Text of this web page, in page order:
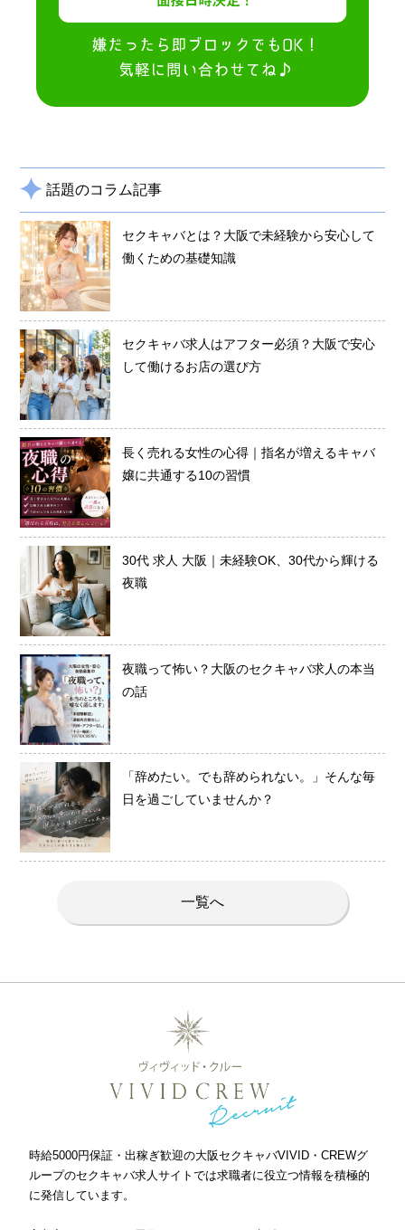
話題のコラム記事
セクキャバとは？大阪で未経験から安心して
働くための基礎知識
セクキャバ求人はアフター必須？大阪で安心
して働けるお店の選び方
長く売れる女性の心得｜指名が増えるキャバ
嬢に共通する10の習慣
30代 求人 大阪｜未経験OK、30代から輝ける
夜職
夜職って怖い？大阪のセクキャバ求人の本当
の話
「辞めたい。でも辞められない。」そんな毎
日を過ごしていませんか？
一覧へ
時給5000円保証・出稼ぎ歓迎の大阪セクキャバVIVID・CREWグ
ループのセクキャバ求人サイトでは求職者に役立つ情報を積極的
に発信しています。